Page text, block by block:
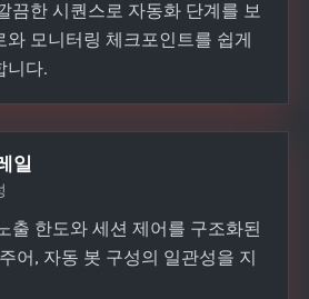
끔한 시퀀스로 자동화 단계를 보
와 모니터링 체크포인트를 쉽게
니다.
일
출 한도와 세션 제어를 구조화된
어, 자동 봇 구성의 일관성을 지